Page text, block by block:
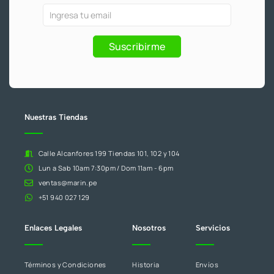
-
Ofertas
Promociones
blanco.
Suscribirme
Nuestras Tiendas
Calle Alcanfores 199 Tiendas 101, 102 y 104
Lun a Sab 10am 7:30pm / Dom 11am - 6pm
ventas@marin.pe
+51 940 027 129
Enlaces Legales
Términos y Condiciones
Nosotros
Historia
Servicios
Envíos